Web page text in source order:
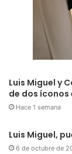
Luis Miguel y
de dos íconos
Hace 1 semana
Luis Miguel,
6 de octubre de